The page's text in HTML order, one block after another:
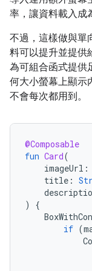
率，讓資料載入成
不過，這樣做與單
料可以提升並提供
為可組合函式提供
何大小螢幕上顯示
不會每次都用到。
@Composable
fun Card(
imageUrl :
title :
)
{
if (